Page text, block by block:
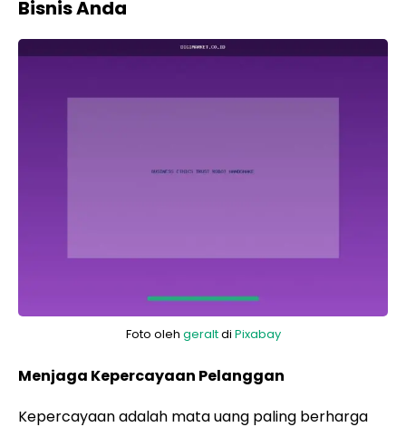
Bisnis Anda
Foto oleh geraltdi Pixabay
Menjaga Kepercayaan Pelanggan
Kepercayaan adalah mata uang paling berharga